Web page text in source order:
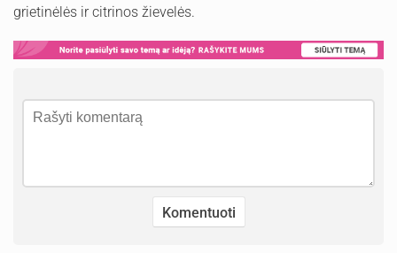
grietinėlės ir citrinos žievelės.